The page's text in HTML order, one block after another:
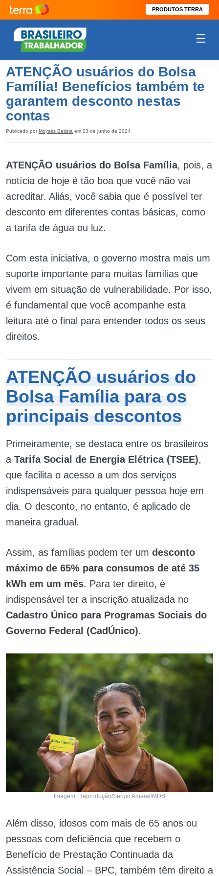
PRODUTOS TERRA
ATENÇÃO usuários do Bolsa
Família! Benefícios também te
garantem desconto nestas
contas
Publicado por Moysés Batista em 23 de junho de 2024
ATENÇÃO usuários do Bolsa Família, pois, a
notícia de hoje é tão boa que você não vai
acreditar. Aliás, você sabia que é possível ter
desconto em diferentes contas básicas, como
a tarifa de água ou luz.
Com esta iniciativa, o governo mostra mais um
suporte importante para muitas famílias que
vivem em situação de vulnerabilidade. Por isso,
é fundamental que você acompanhe esta
leitura até o final para entender todos os seus
direitos.
ATENÇÃO usuários do
Bolsa Família para os
principais descontos
Primeiramente, se destaca entre os brasileiros
a Tarifa Social de Energia Elétrica (TSEE),
que facilita o acesso a um dos serviços
indispensáveis para qualquer pessoa hoje em
dia. O desconto, no entanto, é aplicado de
maneira gradual.
Assim, as famílias podem ter um desconto
máximo de 65% para consumos de até 35
kWh em um mês. Para ter direito, é
indispensável ter a inscrição atualizada no
Cadastro Único para Programas Sociais do
Governo Federal (CadÚnico).
Imagem: Reprodução/Sergio Amaral/MDS
Além disso, idosos com mais de 65 anos ou
pessoas com deficiência que recebem o
Benefício de Prestação Continuada da
Assistência Social – BPC, também têm direito a